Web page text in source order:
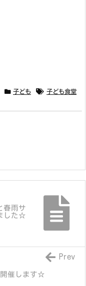
子ども 子ども食堂
春雨サ
した☆
開催します☆
Prev